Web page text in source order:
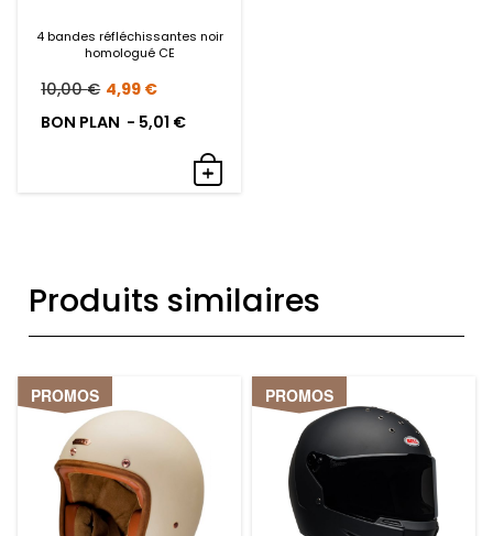
4 bandes réfléchissantes noir
homologué CE
10,00€ Le
prix
était :
4,99 €Le
prix
actuel
est :
BON PLAN - 5,01 €
Produits similaires
PROMOS PROMOS